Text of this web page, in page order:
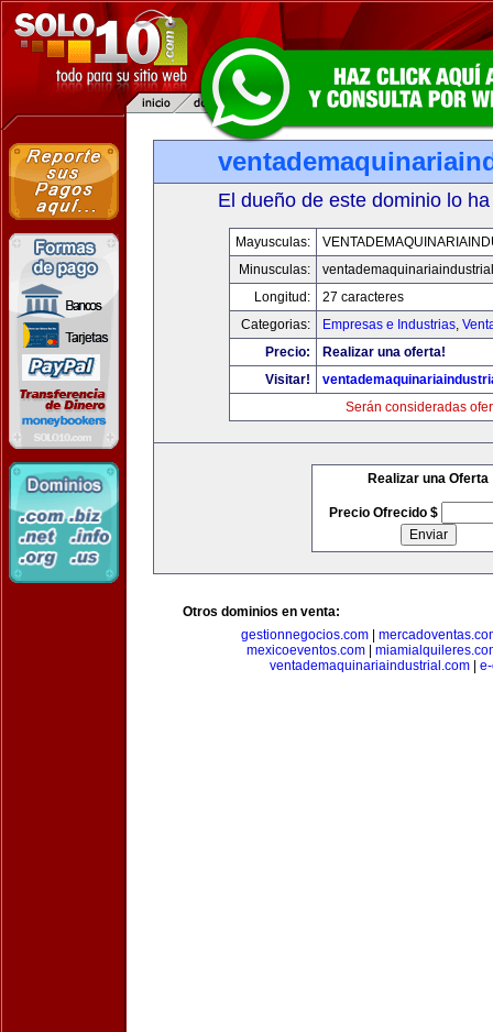
El dueño de este dominio lo
Mayusculas:
Minusculas:
Longitud:
27 caracteres
Categorias:
Empresas e Industrias,
Precio:
Realizar una oferta!
Visitar!
Serán consideradas
Realizar una Oferta
Precio Ofrecido $
Otros dominios en venta:
gestionnegocios.com
mexicoeventos.com
ventademaquinariaindustrial.com